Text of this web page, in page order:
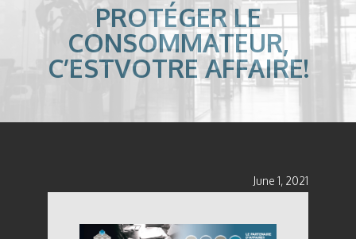
PROTÉGER LE
CONSOMMATEUR,
C’ESTVOTRE AFFAIRE!
June 1, 2021